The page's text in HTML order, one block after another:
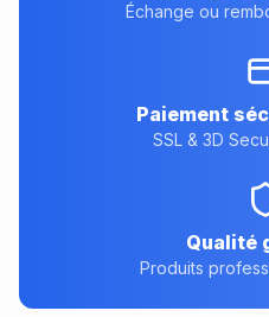
Échange ou
Paiement
SSL & 3D
Qualité
Produits